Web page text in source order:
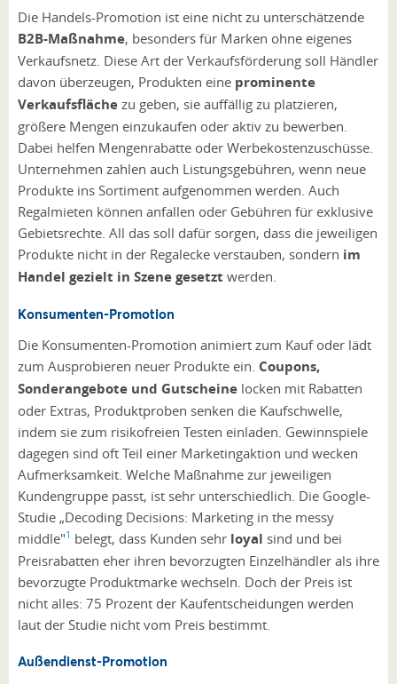
Die Handels-Promotion ist eine nicht zu unterschätzende
B2B-Maßnahme, besonders für Marken ohne eigenes
Verkaufsnetz. Diese Art der Verkaufsförderung soll Händler
davon überzeugen, Produkten eine prominente
Verkaufsfläche zu geben, sie auffällig zu platzieren,
größere Mengen einzukaufen oder aktiv zu bewerben.
Dabei helfen Mengenrabatte oder Werbekostenzuschüsse.
Unternehmen zahlen auch Listungsgebühren, wenn neue
Produkte ins Sortiment aufgenommen werden. Auch
Regalmieten können anfallen oder Gebühren für exklusive
Gebietsrechte. All das soll dafür sorgen, dass die jeweiligen
Produkte nicht in der Regalecke verstauben, sondern im
Handel gezielt in Szene gesetzt werden.
Konsumenten-Promotion
Die Konsumenten-Promotion animiert zum Kauf oder lädt
zum Ausprobieren neuer Produkte ein. Coupons,
Sonderangebote und Gutscheine locken mit Rabatten
oder Extras, Produktproben senken die Kaufschwelle,
indem sie zum risikofreien Testen einladen. Gewinnspiele
dagegen sind oft Teil einer Marketingaktion und wecken
Aufmerksamkeit. Welche Maßnahme zur jeweiligen
Kundengruppe passt, ist sehr unterschiedlich. Die Google-
Studie „Decoding Decisions: Marketing in the messy
middle"1 belegt, dass Kunden sehr loyal sind und bei
Preisrabatten eher ihren bevorzugten Einzelhändler als ihre
bevorzugte Produktmarke wechseln. Doch der Preis ist
nicht alles: 75 Prozent der Kaufentscheidungen werden
laut der Studie nicht vom Preis bestimmt.
Außendienst-Promotion